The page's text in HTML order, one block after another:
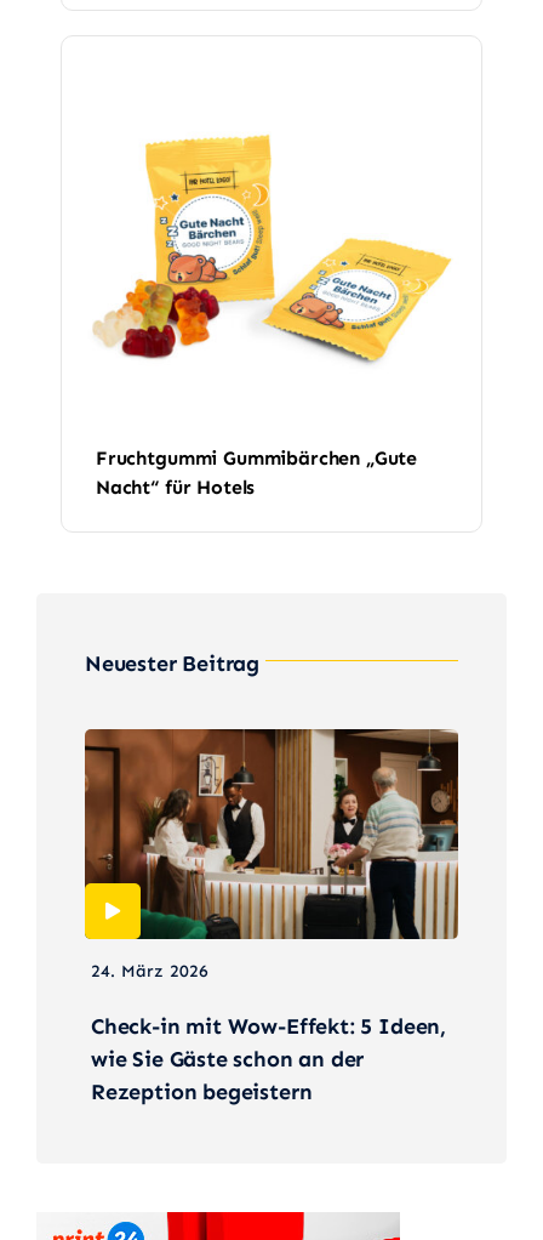
Fruchtgummi Gummibärchen „Gute
Nacht“ für Hotels
Neuester Beitrag
24. März 2026
Check-in mit Wow-Effekt: 5 Ideen,
wie Sie Gäste schon an der
Rezeption begeistern